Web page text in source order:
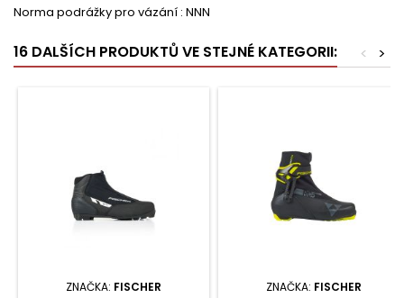
Norma podrážky pro vázání : NNN
16 DALŠÍCH PRODUKTŮ VE STEJNÉ KATEGORII: >
<
ZNAČKA: FISCHER ZNAČKA: FISCHER